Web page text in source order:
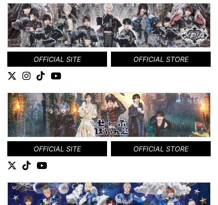
OFFICIAL SITE OFFICIAL STORE
OFFICIAL SITE OFFICIAL STORE